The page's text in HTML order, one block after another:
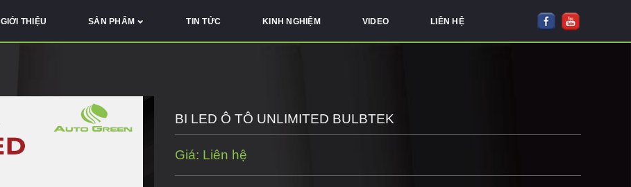
GIỚI THIỆU SẢN PHẨM TIN TỨC KINH NGHIỆM VIDEO LIÊN HỆ
BI LED Ô TÔ UNLIMITED BULBTEK
Giá: Liên hệ